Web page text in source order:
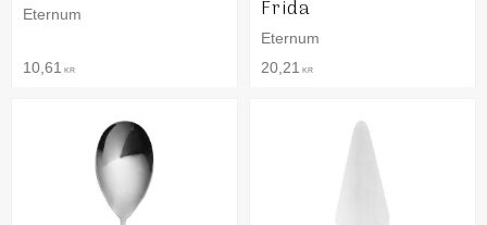
Eternum
10,61 KR
Frida
Eternum
20,21
KR